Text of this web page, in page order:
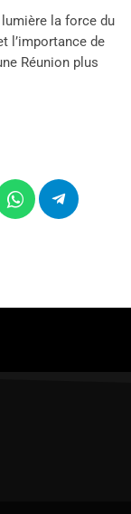
la force du
l’importance de
Réunion plus